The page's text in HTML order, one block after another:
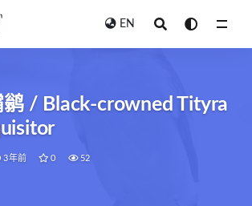
EN
/ Black-crowned Tityra
3年前 0 52